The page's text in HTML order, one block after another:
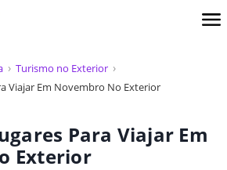
Turismo no Exterior
Viajar Em Novembro No Exterior
Para Viajar Em
Exterior